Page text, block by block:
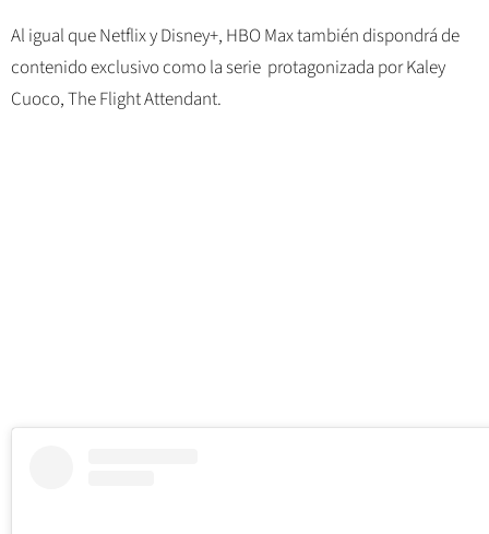
Al igual que Netflix y Disney+, HBO Max también dispondrá de
contenido exclusivo como la serie protagonizada por Kaley
Cuoco, The Flight Attendant.